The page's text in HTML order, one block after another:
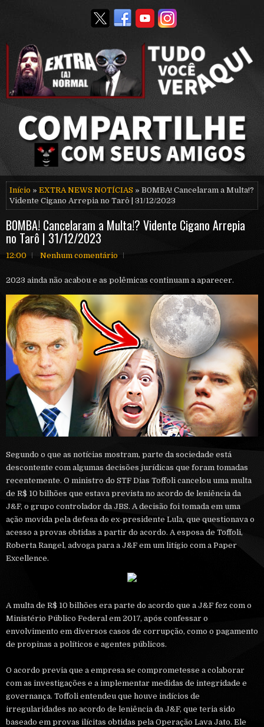
Início » EXTRA NEWS NOTÍCIAS » B0MBA! Cancelaram a Multa!?
Vidente Cigano Arrepia no Tarô | 31/12/2023
B0MBA! Cancelaram a Multa!? Vidente Cigano Arrepia
no Tarô | 31/12/2023
12:00 Nenhum comentário
2023 ainda não acabou e as polêmicas continuam a aparecer.
Segundo o que as notícias mostram, parte da sociedade está
descontente com algumas decisões jurídicas que foram tomadas
recentemente. O ministro do STF Dias Toffoli cancelou uma multa
de R$ 10 bilhões que estava prevista no acordo de leniência da
J&F, o grupo controlador da JBS. A decisão foi tomada em uma
ação movida pela defesa do ex-presidente Lula, que questionava o
acesso a provas obtidas a partir do acordo. A esposa de Toffoli,
Roberta Rangel, advoga para a J&F em um litígio com a Paper
Excellence.
A multa de R$ 10 bilhões era parte do acordo que a J&F fez com o
Ministério Público Federal em 2017, após confessar o
envolvimento em diversos casos de corrupção, como o pagamento
de propinas a políticos e agentes públicos.
O acordo previa que a empresa se comprometesse a colaborar
com as investigações e a implementar medidas de integridade e
governança. Toffoli entendeu que houve indícios de
irregularidades no acordo de leniência da J&F, que teria sido
baseado em provas ilícitas obtidas pela Operação Lava Jato. Ele